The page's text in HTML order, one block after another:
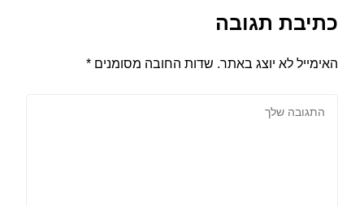
כתיבת תגובה
האימייל לא יוצג באתר. שדות החובה מסומנים *